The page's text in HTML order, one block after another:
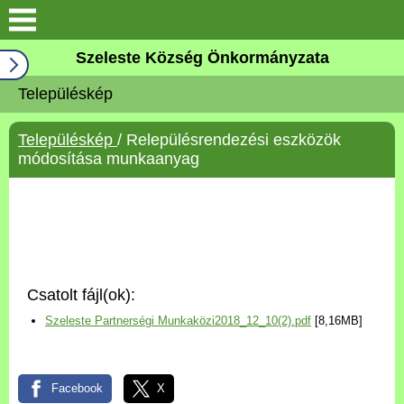
Keresés
Köszöntő
Falutörténet
Pályázatok
Szeleste Község Önkormányzata
Településkép
Településkép / Relepülésrendezési eszközök
módosítása munkaanyag
Csatolt fájl(ok):
Szeleste Partnerségi Munkaközi2018_12_10(2).pdf [8,16MB]
Facebook X